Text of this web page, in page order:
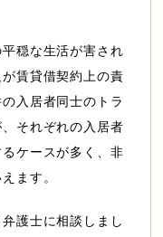
穏な生活が害され
賃貸借契約上の責
入居者同士のトラ
それぞれの入居者
ケースが多く、非
ます。
護士に相談しまし